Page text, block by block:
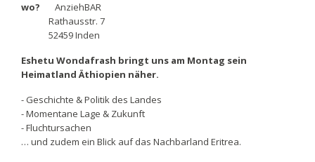
wo? AnziehBAR
Rathausstr. 7
52459 Inden
Eshetu Wondafrash bringt uns am Montag sein
Heimatland Äthiopien näher.
- Geschichte & Politik des Landes
- Momentane Lage & Zukunft
- Fluchtursachen
… und zudem ein Blick auf das Nachbarland Eritrea.